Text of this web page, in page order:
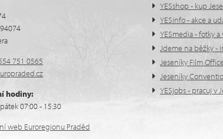
751 0565
hodiny:
07:00 - 15:30
web Euroregionu Praděd
YESshop - kup
YESinfo - akce a
YESmedia - fotky
Jdeme na běžky -
Jeseníky Film
Jeseníky
YESjobs - pracuj v